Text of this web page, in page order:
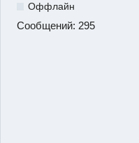
Оффлайн
Сообщений: 295